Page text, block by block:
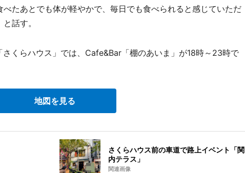
たあとでも体が軽やかで、毎日でも食べられると感じていただ
話す。
くらハウス」では、Cafe&Bar「棚のあいま」が18時～23時で
地図を見る
さくらハウス前の車道で路上イベント「関
内テラス」
関連画像